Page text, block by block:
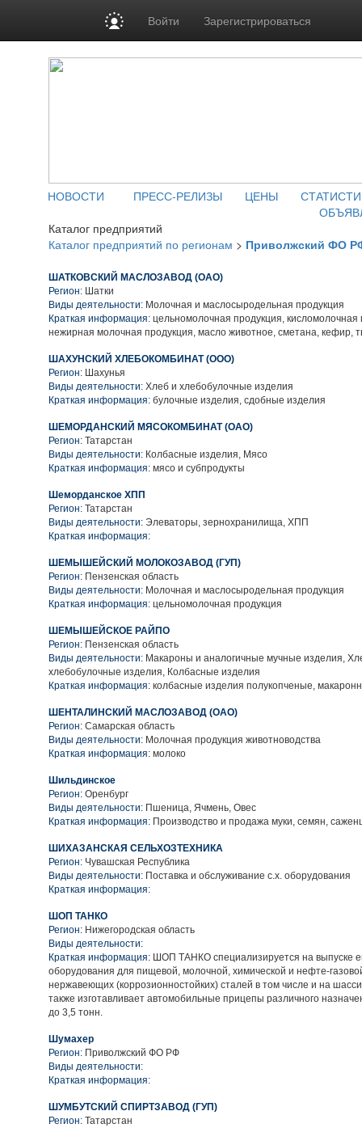
Войти Зарегистрироваться
НОВОСТИ ПРЕСС-РЕЛИЗЫ ЦЕНЫ
Каталог предприятий
Каталог предприятий по регионам > Приволжский ФО
ШАТКОВСКИЙ МАСЛОЗАВОД (ОАО)
Регион: Шатки
Виды деятельности: Молочная и маслосыродельная продукция
Краткая информация: цельномолочная продукция, кисломолочная
нежирная молочная продукция, масло животное, сметана, кефир,
ШАХУНСКИЙ ХЛЕБОКОМБИНАТ (ООО)
Регион: Шахунья
Виды деятельности: Хлеб и хлебобулочные изделия
Краткая информация: булочные изделия, сдобные изделия
ШЕМОРДАНСКИЙ МЯСОКОМБИНАТ (ОАО)
Регион: Татарстан
Виды деятельности: Колбасные изделия, Мясо
Краткая информация: мясо и субпродукты
Шеморданское ХПП
Регион: Татарстан
Виды деятельности: Элеваторы, зернохранилища, ХПП
Краткая информация:
ШЕМЫШЕЙСКИЙ МОЛОКОЗАВОД (ГУП)
Регион: Пензенская область
Виды деятельности: Молочная и маслосыродельная продукция
Краткая информация: цельномолочная продукция
ШЕМЫШЕЙСКОЕ РАЙПО
Регион: Пензенская область
Виды деятельности: Макароны и аналогичные мучные изделия,
хлебобулочные изделия, Колбасные изделия
Краткая информация: колбасные изделия полукопченые,
ШЕНТАЛИНСКИЙ МАСЛОЗАВОД (ОАО)
Регион: Самарская область
Виды деятельности: Молочная продукция животноводства
Краткая информация: молоко
Шильдинское
Регион: Оренбург
Виды деятельности: Пшеница, Ячмень, Овес
Краткая информация: Производство и продажа муки, семян,
ШИХАЗАНСКАЯ СЕЛЬХОЗТЕХНИКА
Регион: Чувашская Республика
Виды деятельности: Поставка и обслуживание с.х. оборудования
Краткая информация:
ШОП ТАНКО
Регион: Нижегородская область
Виды деятельности:
Краткая информация: ШОП ТАНКО специализируется на выпуске
оборудования для пищевой, молочной, химической и нефте-
нержавеющих (коррозионностойких) сталей в том числе и на
также изготавливает автомобильные прицепы различного
до 3,5 тонн.
Шумахер
Регион: Приволжский ФО РФ
Виды деятельности:
Краткая информация:
ШУМБУТСКИЙ СПИРТЗАВОД (ГУП)
Регион: Татарстан